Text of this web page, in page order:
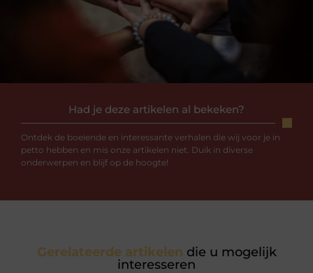
Had je deze artikelen al bekeken?
Ontdek de boeiende en interessante verhalen die wij voor je in
petto hebben en mis onze artikelen niet. Duik in diverse
onderwerpen en blijf op de hoogte!
Gerelateerde artikelen die u mogelijk
interesseren